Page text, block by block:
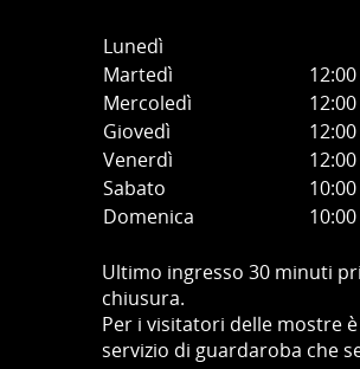
Lunedì
Martedì
Mercoledì
12:00
Giovedì
12:00
Venerdì
12:00
Sabato
10:00
Domenica
10:00
Ultimo ingresso 30 minuti
chiusura.
Per i visitatori delle mostre
servizio di guardaroba che